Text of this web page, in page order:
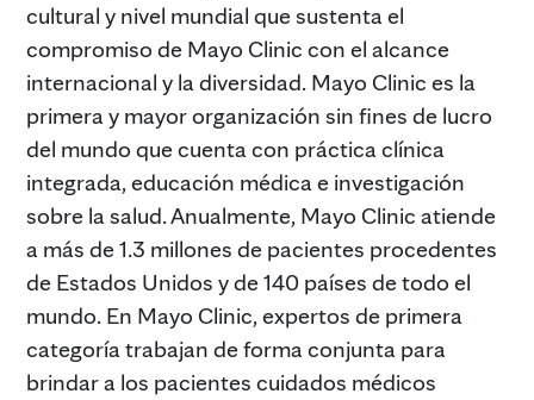
cultural y nivel mundial que sustenta el
compromiso de Mayo Clinic con el alcance
internacional y la diversidad. Mayo Clinic es la
primera y mayor organización sin fines de lucro
del mundo que cuenta con práctica clínica
integrada, educación médica e investigación
sobre la salud. Anualmente, Mayo Clinic atiende
a más de 1.3 millones de pacientes procedentes
de Estados Unidos y de 140 países de todo el
mundo. En Mayo Clinic, expertos de primera
categoría trabajan de forma conjunta para
brindar a los pacientes cuidados médicos